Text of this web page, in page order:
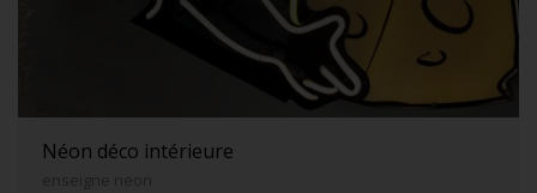
Néon déco intérieure
enseigne neon